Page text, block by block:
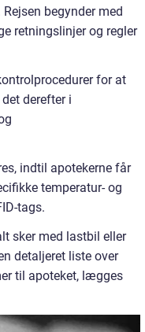
begynder med
retningslinjer og regler
for at
derefter i
indtil apotekerne får
temperatur- og
tags.
sker med lastbil eller
detaljeret liste over
til apoteket, lægges